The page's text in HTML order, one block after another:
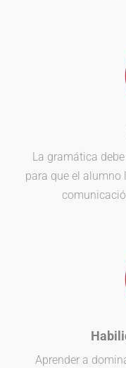
La gramática
para que el alumno
Aprender a